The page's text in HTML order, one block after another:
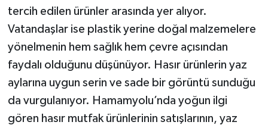
tercih edilen ürünler arasında yer alıyor.
Vatandaşlar ise plastik yerine doğal malzemelere
yönelmenin hem sağlık hem çevre açısından
faydalı olduğunu düşünüyor. Hasır ürünlerin yaz
aylarına uygun serin ve sade bir görüntü sunduğu
da vurgulanıyor. Hamamyolu’nda yoğun ilgi
gören hasır mutfak ürünlerinin satışlarının, yaz